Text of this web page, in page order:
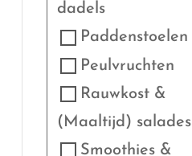
dadels
Paddenstoelen
Peulvruchten
Rauwkost &
(Maaltijd) salades
Smoothies &